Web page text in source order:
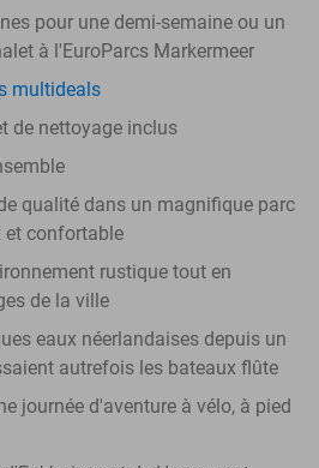
pour une demi-semaine ou un
à l'EuroParcs Markermeer
multideals
de nettoyage inclus
qualité dans un magnifique parc
et confortable
rustique tout en
de la ville
eaux néerlandaises depuis un
autrefois les bateaux flûte
journée d'aventure à vélo, à pied